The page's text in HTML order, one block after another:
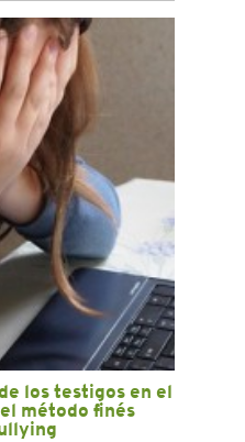
los testigos en el
método finés